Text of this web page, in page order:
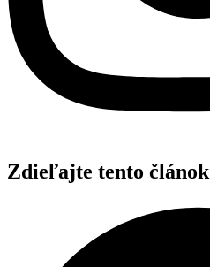
Zdieľajte tento článok